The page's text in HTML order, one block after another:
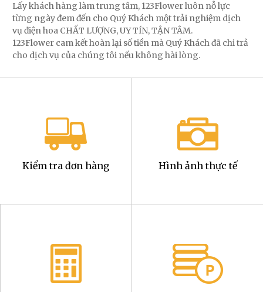
Lấy khách hàng làm trung tâm, 123Flower luôn nỗ lực
từng ngày đem đến cho Quý Khách một trải nghiệm dịch
vụ điện hoa CHẤT LƯỢNG, UY TÍN, TẬN TÂM.
123Flower cam kết hoàn lại số tiền mà Quý Khách đã chi trả
cho dịch vụ của chúng tôi nếu không hài lòng.
Kiểm tra đơn hàng Hình ảnh thực tế